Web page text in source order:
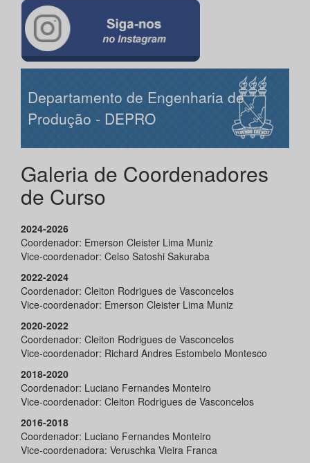
Departamento de Engenharia de
Produção - DEPRO
Galeria de Coordenadores
de Curso
2024-2026
Coordenador: Emerson Cleister Lima Muniz
Vice-coordenador: Celso Satoshi Sakuraba
2022-2024
Coordenador: Cleiton Rodrigues de Vasconcelos
Vice-coordenador: Emerson Cleister Lima Muniz
2020-2022
Coordenador: Cleiton Rodrigues de Vasconcelos
Vice-coordenador: Richard Andres Estombelo Montesco
2018-2020
Coordenador: Luciano Fernandes Monteiro
Vice-coordenador: Cleiton Rodrigues de Vasconcelos
2016-2018
Coordenador: Luciano Fernandes Monteiro
Vice-coordenadora: Veruschka Vieira Franca